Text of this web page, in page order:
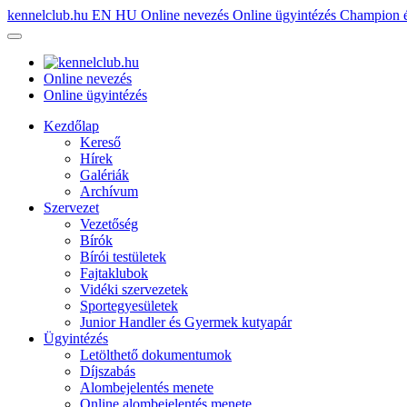
kennelclub.hu EN HU Online nevezés Online ügyintézés Champion
Online nevezés
Online ügyintézés
Kezdőlap
Kereső
Hírek
Galériák
Archívum
Szervezet
Vezetőség
Bírók
Bírói testületek
Fajtaklubok
Vidéki szervezetek
Sportegyesületek
Junior Handler és Gyermek kutyapár
Ügyintézés
Letölthető dokumentumok
Díjszabás
Alombejelentés menete
Online alombejelentés menete